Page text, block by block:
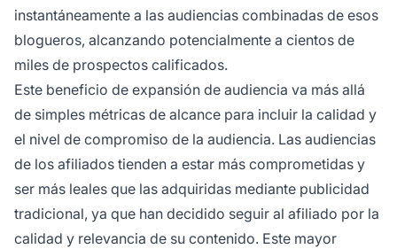
instantáneamente a las audiencias combinadas de esos
blogueros, alcanzando potencialmente a cientos de
miles de prospectos calificados.
Este beneficio de expansión de audiencia va más allá
de simples métricas de alcance para incluir la calidad y
el nivel de compromiso de la audiencia. Las audiencias
de los afiliados tienden a estar más comprometidas y
ser más leales que las adquiridas mediante publicidad
tradicional, ya que han decidido seguir al afiliado por la
calidad y relevancia de su contenido. Este mayor